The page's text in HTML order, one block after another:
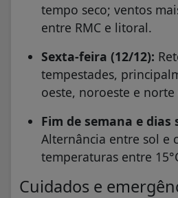
tempo seco; ventos
entre RMC e litoral.
Sexta-feira (12/12):
tempestades,
oeste, noroeste e
Fim de semana e dias
Alternância entre sol e
temperaturas entre
Cuidados e